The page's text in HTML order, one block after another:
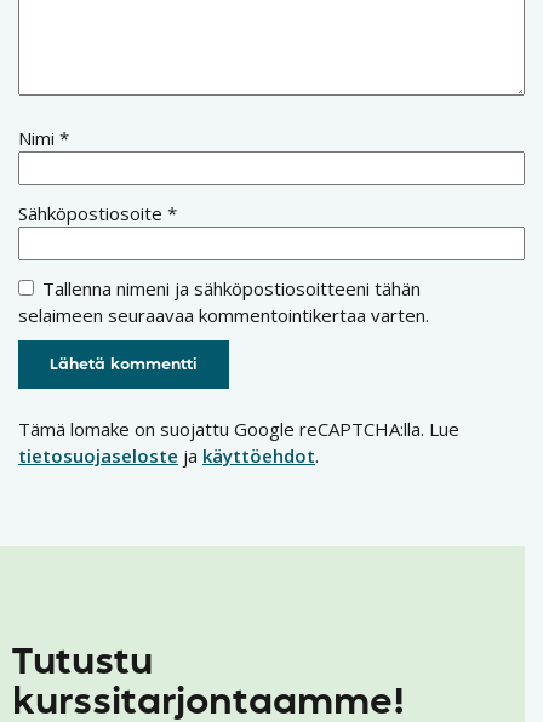
Nimi *
Sähköpostiosoite *
Tallenna nimeni ja sähköpostiosoitteeni tähän
selaimeen seuraavaa kommentointikertaa varten.
Tämä lomake on suojattu Google reCAPTCHA:lla. Lue
tietosuojaseloste ja käyttöehdot.
Tutustu
kurssitarjontaamme!